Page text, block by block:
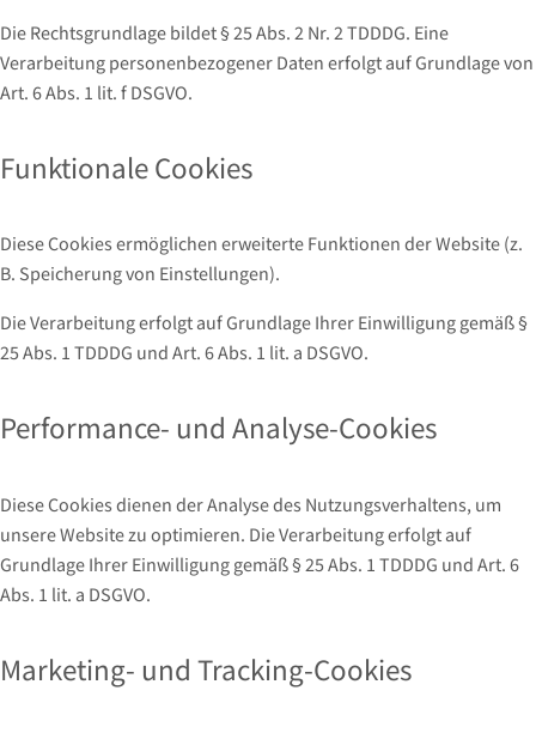
Die Rechtsgrundlage bildet § 25 Abs. 2 Nr. 2 TDDDG. Eine
Verarbeitung personenbezogener Daten erfolgt auf Grundlage von
Art. 6 Abs. 1 lit. f DSGVO.
Funktionale Cookies
Diese Cookies ermöglichen erweiterte Funktionen der Website (z.
B. Speicherung von Einstellungen).
Die Verarbeitung erfolgt auf Grundlage Ihrer Einwilligung gemäß §
25 Abs. 1 TDDDG und Art. 6 Abs. 1 lit. a DSGVO.
Performance- und Analyse-Cookies
Diese Cookies dienen der Analyse des Nutzungsverhaltens, um
unsere Website zu optimieren. Die Verarbeitung erfolgt auf
Grundlage Ihrer Einwilligung gemäß § 25 Abs. 1 TDDDG und Art. 6
Abs. 1 lit. a DSGVO.
Marketing- und Tracking-Cookies